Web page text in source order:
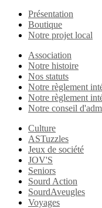
Présentation
Boutique
Notre projet local
Association
Notre histoire
Nos statuts
Notre règlement
Notre règlement
Notre conseil
Culture
ASTuzzles
Jeux de société
JOV'S
Seniors
Sourd Action
SourdAveugles
Voyages